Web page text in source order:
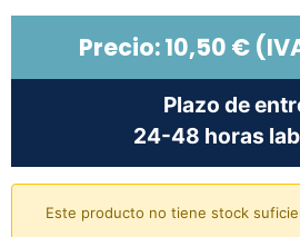
Precio:10,50 €
Plazo de
24-48 horas
Este producto no tiene stock